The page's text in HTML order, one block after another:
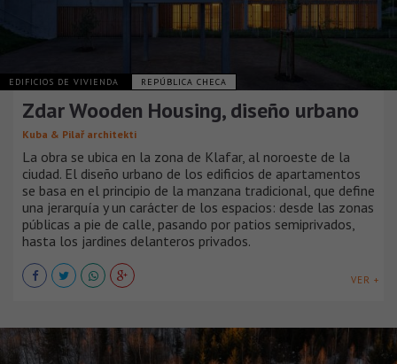
EDIFICIOS DE VIVIENDA REPÚBLICA CHECA
Zdar Wooden Housing, diseño urbano
Kuba & Pilař architekti
La obra se ubica en la zona de Klafar, al noroeste de la
ciudad. El diseño urbano de los edificios de apartamentos
se basa en el principio de la manzana tradicional, que define
una jerarquía y un carácter de los espacios: desde las zonas
públicas a pie de calle, pasando por patios semiprivados,
hasta los jardines delanteros privados.
VER +